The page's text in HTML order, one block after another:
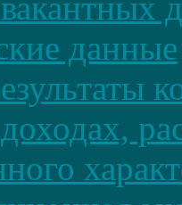
данные